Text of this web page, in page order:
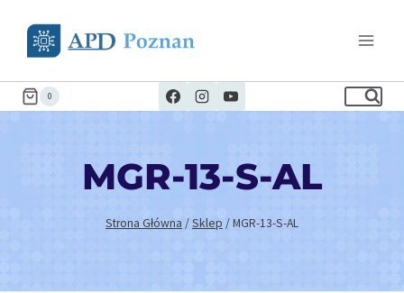
0
MGR-13-S-AL
Strona Główna /Sklep /MGR-13-S-AL